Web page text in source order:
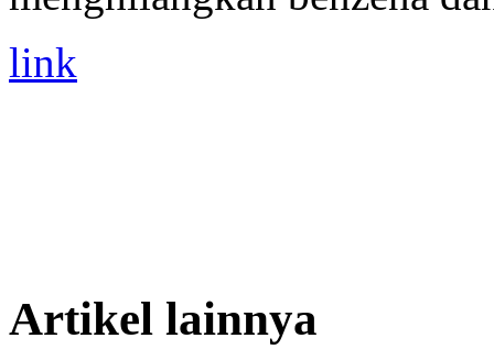
link
Artikel lainnya